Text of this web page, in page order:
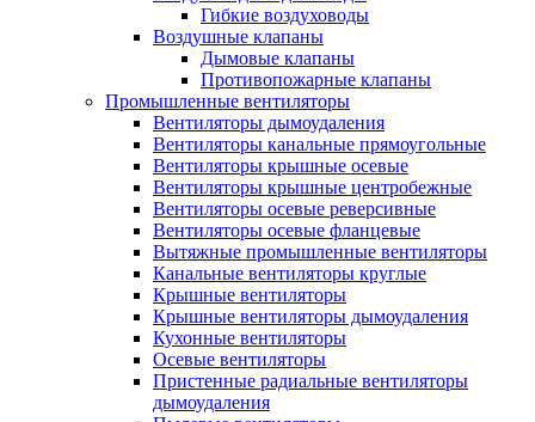
Гибкие воздуховоды
Воздушные клапаны
Дымовые клапаны
Противопожарные клапаны
Промышленные вентиляторы
Вентиляторы дымоудаления
Вентиляторы канальные прямоугольные
Вентиляторы крышные осевые
Вентиляторы крышные центробежные
Вентиляторы осевые реверсивные
Вентиляторы осевые фланцевые
Вытяжные промышленные вентиляторы
Канальные вентиляторы круглые
Крышные вентиляторы
Крышные вентиляторы дымоудаления
Кухонные вентиляторы
Осевые вентиляторы
Пристенные радиальные вентиляторы
дымоудаления